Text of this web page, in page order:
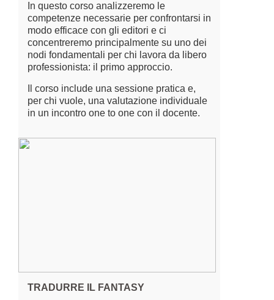
In questo corso analizzeremo le
competenze necessarie per confrontarsi in
modo efficace con gli editori e ci
concentreremo principalmente su uno dei
nodi fondamentali per chi lavora da libero
professionista: il primo approccio.
Il corso include una sessione pratica e,
per chi vuole, una valutazione individuale
in un incontro one to one con il docente.
TRADURRE IL FANTASY